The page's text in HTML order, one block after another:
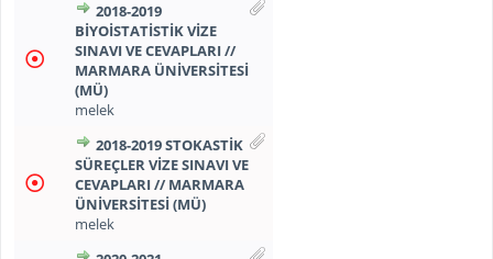
2018-2019
BİYOİSTATİSTİK VİZE
SINAVI VE CEVAPLARI //
MARMARA ÜNİVERSİTESİ
(MÜ)
melek
2018-2019 STOKASTİK
SÜREÇLER VİZE SINAVI VE
CEVAPLARI // MARMARA
ÜNİVERSİTESİ (MÜ)
melek